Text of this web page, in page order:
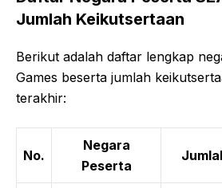
Jumlah Keikutsertaan
Berikut adalah daftar lengkap
Games beserta jumlah
terakhir:
No.
Negara
Peserta